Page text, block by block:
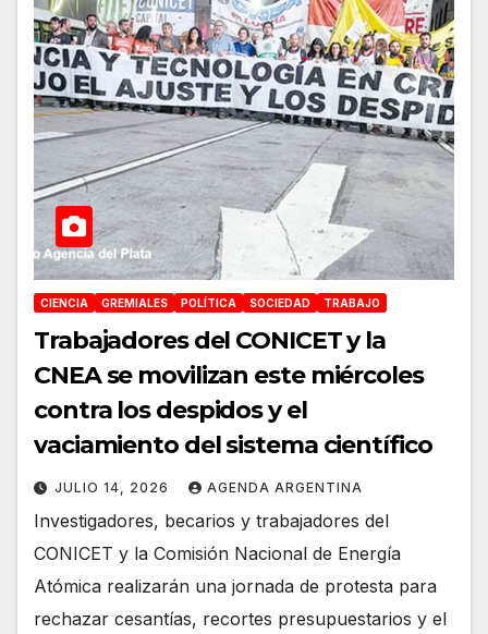
CIENCIA GREMIALES POLÍTICA SOCIEDAD TRABAJO
Trabajadores del CONICET y la
CNEA se movilizan este miércoles
contra los despidos y el
vaciamiento del sistema científico
JULIO 14, 2026 AGENDA ARGENTINA
Investigadores, becarios y trabajadores del
CONICET y la Comisión Nacional de Energía
Atómica realizarán una jornada de protesta para
rechazar cesantías, recortes presupuestarios y el